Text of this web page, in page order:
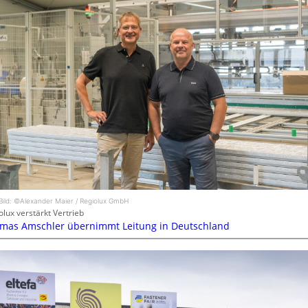
©Alexander Maier / Regiolux GmbH
verstärkt Vertrieb
Amschler übernimmt Leitung in Deutschland